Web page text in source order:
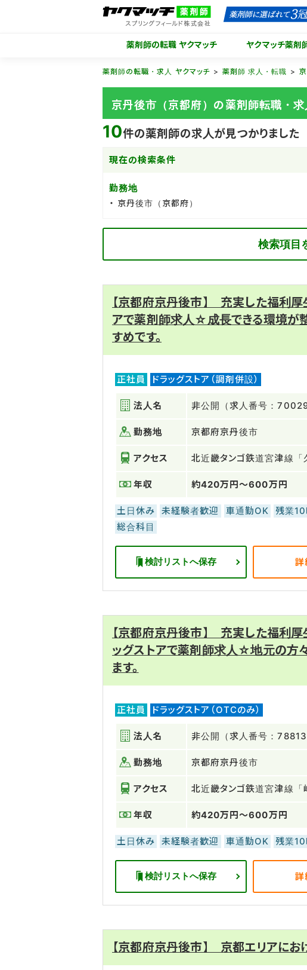
薬剤師の転職 ヤクマッチ ヤクマッチ薬剤
薬剤師の転職・求人 ヤクマッチ 薬剤師 求人・転職
京丹後市（京都府）の薬剤師転職・
10件の薬剤師の求人が見つかりました
現在の検索条件
勤務地
京丹後市（京都府）
検索項目
【京都府京丹後市】 充実した福利
アで薬剤師求人☆成長できる環境が
すめです。
正社員 ドラッグストア（調剤併設）
法人名 非公開（求人番号：
勤務地 京都府京丹後市
アクセス 北近畿タンゴ鉄道宮津線「
年収 約420万円～600万円
土日休み 未経験者歓迎 車通勤OK 残業
総合科目
検討リストへ保存 詳
【京都府京丹後市】 充実した福利
ッグストアで薬剤師求人☆地元の方
ます。
正社員 ドラッグストア（OTCのみ）
法人名 非公開（求人番号：
勤務地 京都府京丹後市
アクセス 北近畿タンゴ鉄道宮津線「
年収 約420万円～600万円
土日休み 未経験者歓迎 車通勤OK 残業
検討リストへ保存 詳
【京都府京丹後市】 京都エリアにお